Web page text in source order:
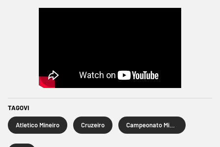
TAGOVI
Atletico Mineiro Cruzeiro